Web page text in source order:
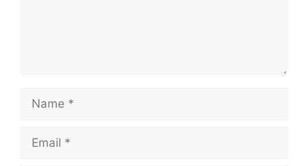
Name
Email